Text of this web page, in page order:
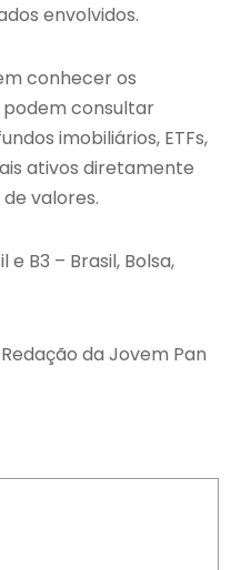
envolvidos.
conhecer os
podem consultar
imobiliários, ETFs,
ativos diretamente
valores.
e B3 – Brasil, Bolsa,
da Jovem Pan